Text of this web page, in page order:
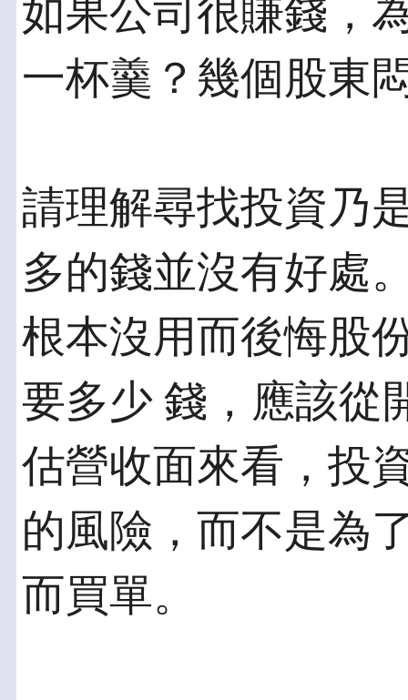
如果公司很賺錢，
一杯羹？幾個股東
請理解尋找投資乃
多的錢並沒有好處
根本沒用而後悔股
要多少 錢，應該從
估營收面來看，投
的風險，而不是為
而買單。